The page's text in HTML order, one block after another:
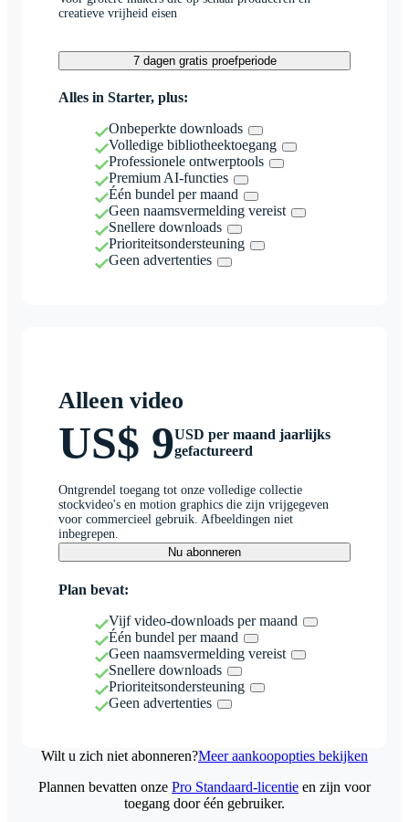
creatieve vrijheid eisen
7 dagen gratis proefperiode
Alles in Starter, plus:
Onbeperkte downloads
Volledige bibliotheektoegang
Professionele ontwerptools
Premium AI-functies
Één bundel per maand
Geen naamsvermelding vereist
Snellere downloads
Prioriteitsondersteuning
Geen advertenties
Alleen video
US$ 9USD per maand jaarlijks
gefactureerd
Ontgrendel toegang tot onze volledige collectie
stockvideo's en motion graphics die zijn vrijgegeven
voor commercieel gebruik. Afbeeldingen niet
inbegrepen.
Nu abonneren
Plan bevat:
Vijf video-downloads per maand
Één bundel per maand
Geen naamsvermelding vereist
Snellere downloads
Prioriteitsondersteuning
Geen advertenties
Wilt u zich niet abonneren?Meer aankoopopties bekijken
Plannen bevatten onze Pro Standaard-licentie en zijn voor
toegang door één gebruiker.